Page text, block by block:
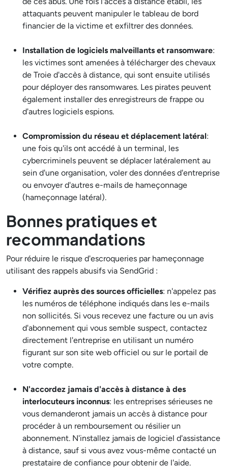
attaquants peuvent manipuler le tableau de bord
financier de la victime et exfiltrer des données.
Installation de logiciels malveillants et ransomware:
les victimes sont amenées à télécharger des chevaux
de Troie d'accès à distance, qui sont ensuite utilisés
pour déployer des ransomwares. Les pirates peuvent
également installer des enregistreurs de frappe ou
d'autres logiciels espions.
Compromission du réseau et déplacement latéral:
une fois qu'ils ont accédé à un terminal, les
cybercriminels peuvent se déplacer latéralement au
sein d'une organisation, voler des données d'entreprise
ou envoyer d'autres e-mails de hameçonnage
(hameçonnage latéral).
Bonnes pratiques et
recommandations
Pour réduire le risque d'escroqueries par hameçonnage
utilisant des rappels abusifs via SendGrid :
Vérifiez auprès des sources officielles: n'appelez pas
les numéros de téléphone indiqués dans les e-mails
non sollicités. Si vous recevez une facture ou un avis
d'abonnement qui vous semble suspect, contactez
directement l'entreprise en utilisant un numéro
figurant sur son site web officiel ou sur le portail de
votre compte.
N'accordez jamais d'accès à distance à des
interlocuteurs inconnus: les entreprises sérieuses ne
vous demanderont jamais un accès à distance pour
procéder à un remboursement ou résilier un
abonnement. N'installez jamais de logiciel d'assistance
à distance, sauf si vous avez vous-même contacté un
prestataire de confiance pour obtenir de l'aide.